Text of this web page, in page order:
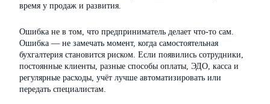
время у продаж и развития.
Ошибка не в том, что предприниматель делает что-то сам.
Ошибка — не замечать момент, когда самостоятельная
бухгалтерия становится риском. Если появились сотрудники,
постоянные клиенты, разные способы оплаты, ЭДО, касса и
регулярные расходы, учёт лучше автоматизировать или
передать специалистам.